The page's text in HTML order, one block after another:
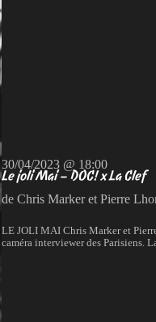
30/04/2023 @ 18:00
Le joli Mai – DOC! x La Clef
de Chris Marker et Pierre
LE JOLI MAI Chris Marker et
caméra interviewer des Parisiens.